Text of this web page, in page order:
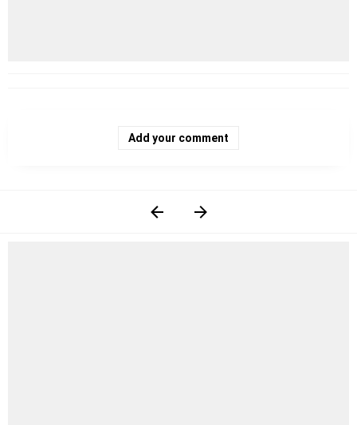
Add your comment